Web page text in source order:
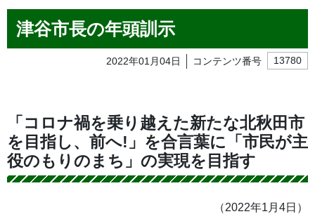
津谷市長の年頭訓示
2022年01月04日 コンテンツ番号 13780
「コロナ禍を乗り越えた新たな北秋田市
を目指し、前へ!」を合言葉に「市民が主
役のもりのまち」の実現を目指す
（2022年1月4日）